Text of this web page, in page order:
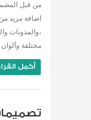
من قبل
اضافة مزيد
،والمدونات
مختلفة وألوان
أكمل